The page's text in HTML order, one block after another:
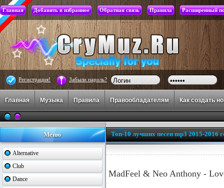
Главная Добавить в избранное Обратная связь Правила Расширенный
Регистрация! Забыли пароль?
Главная Музыка Правила Правообладателям Как создать
Меню
Alternative
Club
Dance
Топ-10 лучших песен mp3 2015-2016
MadFeel & Neo Anthony -